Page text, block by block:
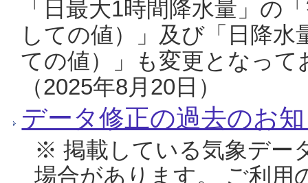
「日最大1時間降水量」の
しての値）」及び「日降
ての値）」も変更となっ
（2025年8月20日）
データ修正の過去のお
※ 掲載している気象デー
場合があります。 ご利用